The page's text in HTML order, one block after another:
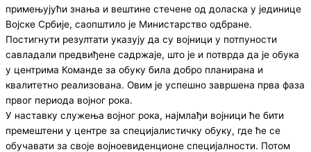
примењујући знања и вештине стечене од доласка у јединице
Војске Србије, саопштило је Министарство одбране.
Постигнути резултати указују да су војници у потпуности
савладали предвиђене садржаје, што је и потврда да је обука
у центрима Команде за обуку била добро планирана и
квалитетно реализована. Овим је успешно завршена прва фаза
првог периода војног рока.
У наставку служења војног рока, најмлађи војници ће бити
премештени у центре за специјалистичку обуку, где ће се
обучавати за своје војноевиденционе специјалности. Потом